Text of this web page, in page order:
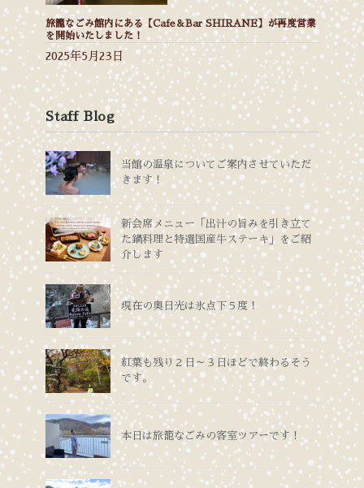
旅籠なごみ館内にある【Cafe＆Bar SHIRANE】が再度営業
を開始いたしました！
2025年5月23日
Staff Blog
当館の温泉についてご案内させていただ
きます！
新会席メニュー「出汁の旨みを引き立て
た鍋料理と特選国産牛ステーキ」をご紹
介します
現在の奥日光は氷点下５度！
紅葉も残り２日～３日ほどで終わるそう
です。
本日は旅籠なごみの客室ツアーです！